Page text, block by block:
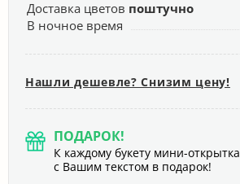
Доставка цветов поштучно
В ночное время
Нашли дешевле? Снизим цену!
ПОДАРОК!
К каждому букету мини-открытка
с Вашим текстом в подарок!